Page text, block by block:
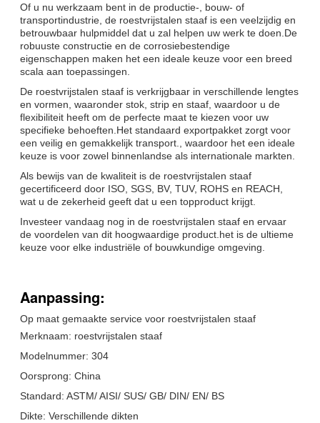
Of u nu werkzaam bent in de productie-, bouw- of
transportindustrie, de roestvrijstalen staaf is een veelzijdig en
betrouwbaar hulpmiddel dat u zal helpen uw werk te doen.De
robuuste constructie en de corrosiebestendige
eigenschappen maken het een ideale keuze voor een breed
scala aan toepassingen.
De roestvrijstalen staaf is verkrijgbaar in verschillende lengtes
en vormen, waaronder stok, strip en staaf, waardoor u de
flexibiliteit heeft om de perfecte maat te kiezen voor uw
specifieke behoeften.Het standaard exportpakket zorgt voor
een veilig en gemakkelijk transport., waardoor het een ideale
keuze is voor zowel binnenlandse als internationale markten.
Als bewijs van de kwaliteit is de roestvrijstalen staaf
gecertificeerd door ISO, SGS, BV, TUV, ROHS en REACH,
wat u de zekerheid geeft dat u een topproduct krijgt.
Investeer vandaag nog in de roestvrijstalen staaf en ervaar
de voordelen van dit hoogwaardige product.het is de ultieme
keuze voor elke industriële of bouwkundige omgeving.
Aanpassing:
Op maat gemaakte service voor roestvrijstalen staaf
Merknaam: roestvrijstalen staaf
Modelnummer: 304
Oorsprong: China
Standard: ASTM/ AISI/ SUS/ GB/ DIN/ EN/ BS
Dikte: Verschillende dikten